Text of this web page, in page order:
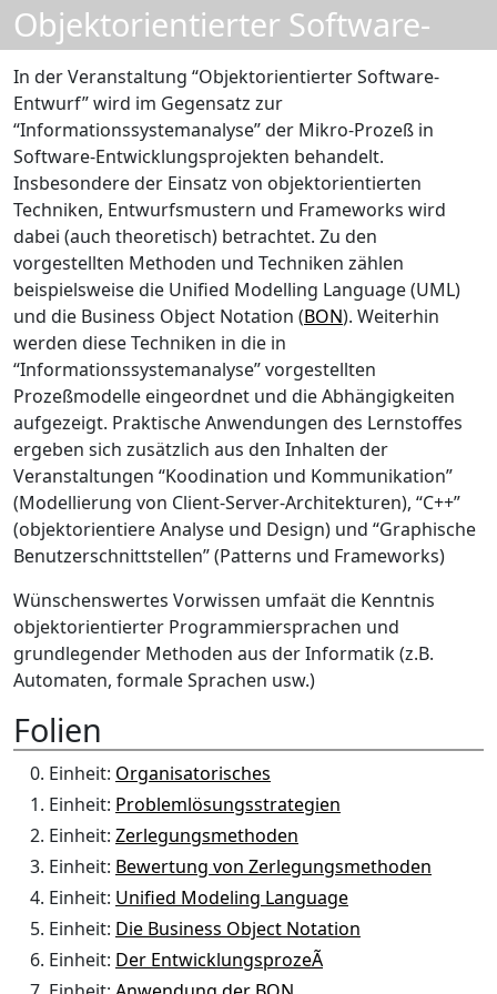
Objektorientierter Software-
Entwurf
In der Veranstaltung “Objektorientierter Software-
Entwurf” wird im Gegensatz zur
“Informationssystemanalyse” der Mikro-Prozeß in
Software-Entwicklungsprojekten behandelt.
Insbesondere der Einsatz von objektorientierten
Techniken, Entwurfsmustern und Frameworks wird
dabei (auch theoretisch) betrachtet. Zu den
vorgestellten Methoden und Techniken zählen
beispielsweise die Unified Modelling Language (UML)
und die Business Object Notation (BON). Weiterhin
werden diese Techniken in die in
“Informationssystemanalyse” vorgestellten
Prozeßmodelle eingeordnet und die Abhängigkeiten
aufgezeigt. Praktische Anwendungen des Lernstoffes
ergeben sich zusätzlich aus den Inhalten der
Veranstaltungen “Koodination und Kommunikation”
(Modellierung von Client-Server-Architekturen), “C++”
(objektorientiere Analyse und Design) und “Graphische
Benutzerschnittstellen” (Patterns und Frameworks)
Wünschenswertes Vorwissen umfaät die Kenntnis
objektorientierter Programmiersprachen und
grundlegender Methoden aus der Informatik (z.B.
Automaten, formale Sprachen usw.)
Folien
Einheit: Organisatorisches
Einheit: Problemlösungsstrategien
Einheit: Zerlegungsmethoden
Einheit: Bewertung von Zerlegungsmethoden
Einheit: Unified Modeling Language
Einheit: Die Business Object Notation
Einheit: Der EntwicklungsprozeÃ